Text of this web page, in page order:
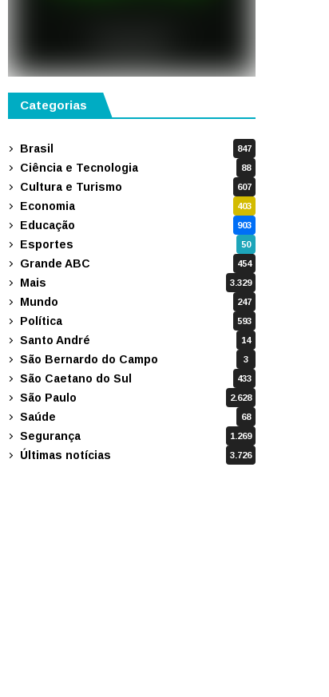
Categorias
Brasil 847
Ciência e Tecnologia 88
Cultura e Turismo 607
Economia 403
Educação 903
Esportes 50
Grande ABC 454
Mais 3.329
Mundo 247
Política 593
Santo André 14
São Bernardo do Campo 3
São Caetano do Sul 433
São Paulo 2.628
Saúde 68
Segurança 1.269
Últimas notícias 3.726